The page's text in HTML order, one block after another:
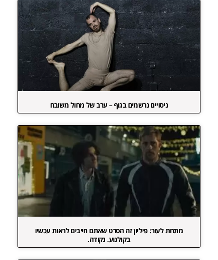
ניסויים נרשמים בגוף – ערב של מחול משובח
מתחת לעור: פיליון זה הסרט שאתם חייבים לראות עכשיו
בקולנוע. נקודה.